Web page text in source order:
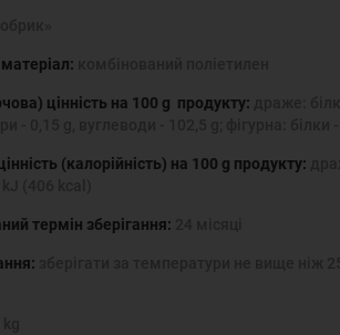
цінність на 100 g продукту:
(калорійність) на 100 g продукту:
термін зберігання: